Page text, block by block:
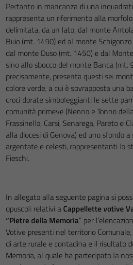
Pertanto in mancanza di una
rappresenta un riferimento alla
delimitata, da un lato, dal monte
Buio (mt. 1490) ed al monte
dal monte Duso (mt. 1450) e dal
sino allo sbocco del monte Banca (mt.
precisamente, presenta questi sei
colore verde, a cui è sovrapposta una
croci dorate simboleggianti le sette
comunità primeve (Nenno e Tonno
Frassinello, Carsi, Senarega, Pareto e
alla diocesi di Genova) ed uno sfondo
argentate e celesti, rappresentanti lo
Fieschi.
In allegato alla seguente pagina si
opuscoli relativi a Cappellette votive
“Pietre della Memoria” per
Votive presenti nel territorio
di arte rurale e contadina e il risultato
Memoria, al quale ha partecipato la